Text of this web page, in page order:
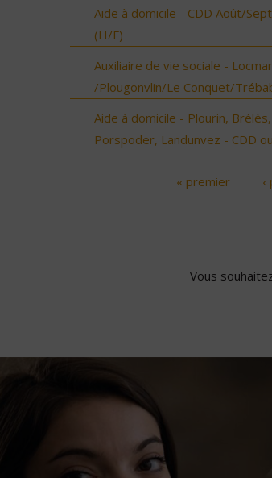
Aide à domicile - CDD Août/
(H/F)
Auxiliaire de vie sociale -
/Plougonvlin/Le Conquet/
Aide à domicile - Plourin,
Porspoder, Landunvez - CDD
« premier
Vous